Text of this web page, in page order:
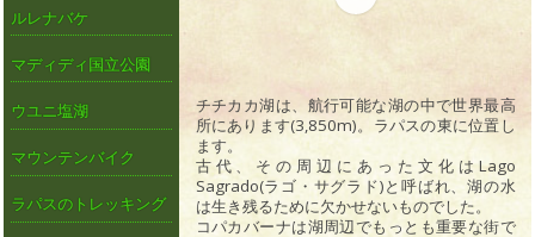
ルレナバケ
マディディ国立公園
ウユニ塩湖
マウンテンバイク
ラパスのトレッキング
チチカカ湖は、航行可能な湖の中で世界最高
所にあります(3,850m)。ラパスの東に位置し
ます。
古代、その周辺にあった文化はLago
Sagrado(ラゴ・サグラド)と呼ばれ、湖の水
は生き残るために欠かせないものでした。
コパカバーナは湖周辺でもっとも重要な街で